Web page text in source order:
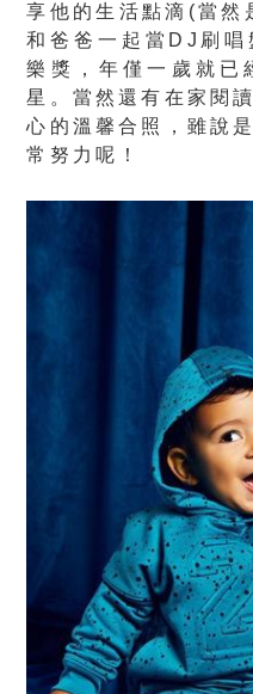
享他的生活點滴(當然
和爸爸一起當DJ刷唱
樂獎，年僅一歲就已
星。當然還有在家閱
心的溫馨合照，雖說
常努力呢！